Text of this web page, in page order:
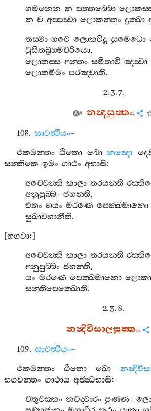
ගමනෙන න පත‍්තබ‍්බො
න ච අප‍්පත්‍වා ලොකන‍්තං දුක‍්ඛා
තස‍්මා හවෙ ලොකවිදූ සුමෙධො
වුසිතබ්‍රහ‍්මචරියො,
ලොකස‍්ස අන‍්තං සමිතාවි ඤත්‍වා
ලොකමිමං පරඤ‍්චාති.
2. 3. 7.
නන්‍දසුත‍්තං.
108. සාවත්‍ථියං–
එකමන‍්තං ඨිතො ඛො නන්‍දො
සන‍්තිකෙ ඉමං ගාථං අභාසි:
අච‍්චෙන‍්ති කාලා තරයන‍්ති
අනුපුබ‍්බං ජහන‍්ති,
එතං භයං මරණෙ පෙක‍්ඛමානො
සුඛාවහානීති.
[භගවා:]
අච‍්චෙන‍්ති කාලා තරයන‍්ති
අනුපුබ‍්බං ජහන‍්ති,
යං මරණෙ පෙක‍්ඛමානො
සන‍්තිපෙක‍්ඛොති.
2. 3. 8.
නන්‍දිවිසාලසුත‍්තං.
109. සාවත්‍ථියං–
එකමන‍්තං
ඨිතො ඛො
භගවන‍්තං ගාථාය අජ‍්ඣභාසි:-
චතුචක‍්කං නවද‍්වාරං පුණ‍්ණං